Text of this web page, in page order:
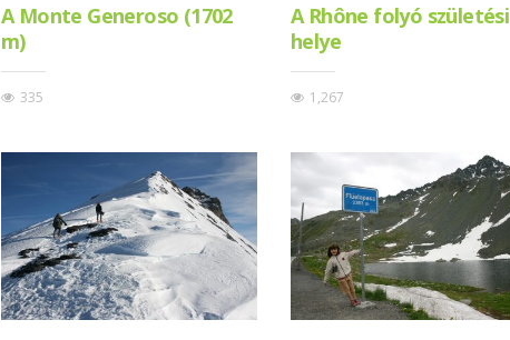
A Monte Generoso (1702
m)
335
A Rhône folyó születési
helye
1,267